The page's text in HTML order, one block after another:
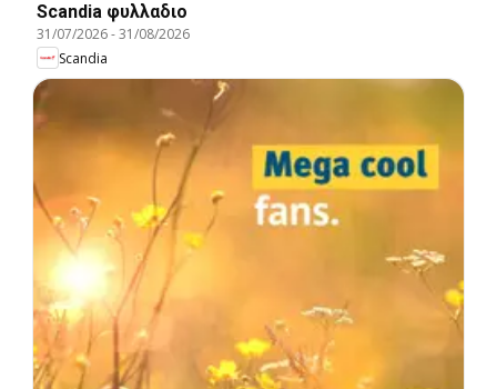
Scandia φυλλαδιο
31/07/2026-31/08/2026
Scandia